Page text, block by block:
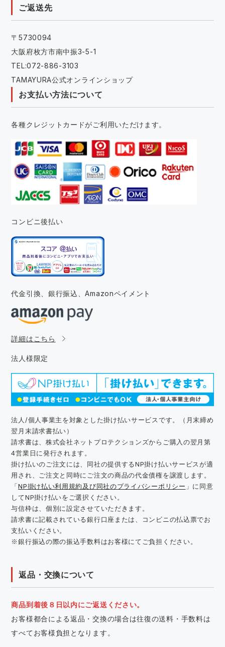
ご返送先
〒5730094
大阪府枚方市南中振3-5-1
TEL:072-886-3103
TAMAYURA公式オンラインショップ
お支払い方法について
各種クレジットカードがご利用いただけます。
コンビニ後払い
代金引換、銀行振込、Amazonペイメント
詳細はこちら
法人様限定
法人/個人事業主を対象とした掛け払いサービスです。（月末締め
翌月末請求書払い）
請求書は、株式会社ネットプロテクションズからご購入の翌月第
4営業日に発行されます。
掛け払いのご注文には、同社の提供するNP掛け払いサービスが適
用され、ご注文と同時にご注文の商品の代金債権を譲渡します。
「NP掛け払い利用規約及び同社のプライバシーポリシー 」に同意
してNP掛け払いをご選択ください。
与信枠は、個別に設定させていただきます。
請求書に記載されている銀行口座または、コンビニの払込票でお
支払いください。
※銀行振込の際の振込手数料はお客様にてご負担ください。
返品・交換について
商品到着後８日以内にご返送ください。
お客様都合による返品・交換の場合は往復の送料・手数料は
すべてお客様負担となります。